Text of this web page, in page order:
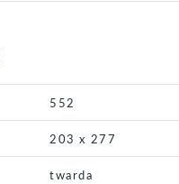
552
203 x 277
twarda